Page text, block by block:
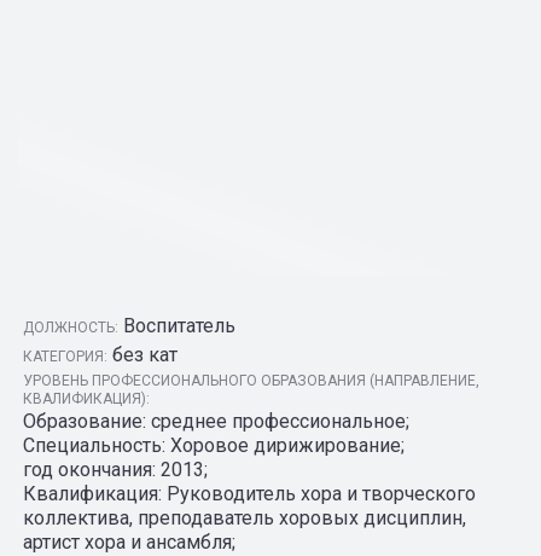
ДОЛЖНОСТЬ: Воспитатель
КАТЕГОРИЯ: без кат
УРОВЕНЬ ПРОФЕССИОНАЛЬНОГО ОБРАЗОВАНИЯ (НАПРАВЛЕНИЕ,
КВАЛИФИКАЦИЯ):
Образование: среднее профессиональное;
Специальность: Хоровое дирижирование;
год окончания: 2013;
Квалификация: Руководитель хора и творческого
коллектива, преподаватель хоровых дисциплин,
артист хора и ансамбля;